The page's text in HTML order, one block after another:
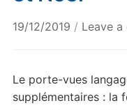
19/12/2019 / Leave
Le porte-vues
supplémentaires : la